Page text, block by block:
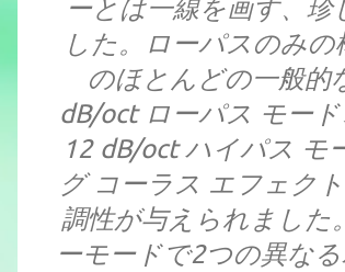
ーとは一線を画す、
した。ローパスのみ
のほとんどの一般的
dB/oct ローパス モー
12 dB/oct ハイパス モ
グ コーラス エフェク
調性が与えられまし
ーモードで2つの異な